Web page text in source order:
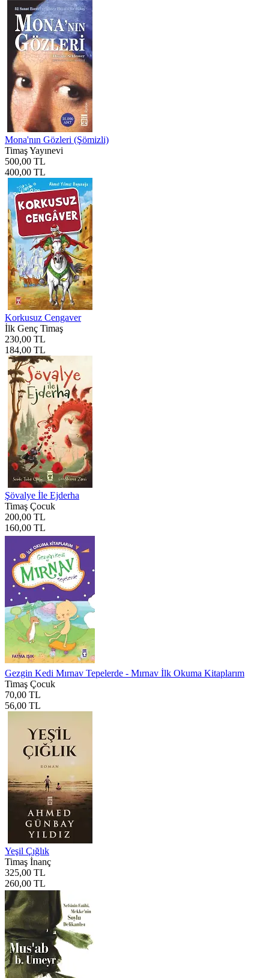
Mona'nın Gözleri (Şömizli)
Timaş Yayınevi
500,00 TL
400,00 TL
Korkusuz Cengaver
İlk Genç Timaş
230,00 TL
184,00 TL
Şövalye İle Ejderha
Timaş Çocuk
200,00 TL
160,00 TL
Gezgin Kedi Mırnav Tepelerde - Mırnav İlk Okuma Kitaplarım
Timaş Çocuk
70,00 TL
56,00 TL
Yeşil Çığlık
Timaş İnanç
325,00 TL
260,00 TL